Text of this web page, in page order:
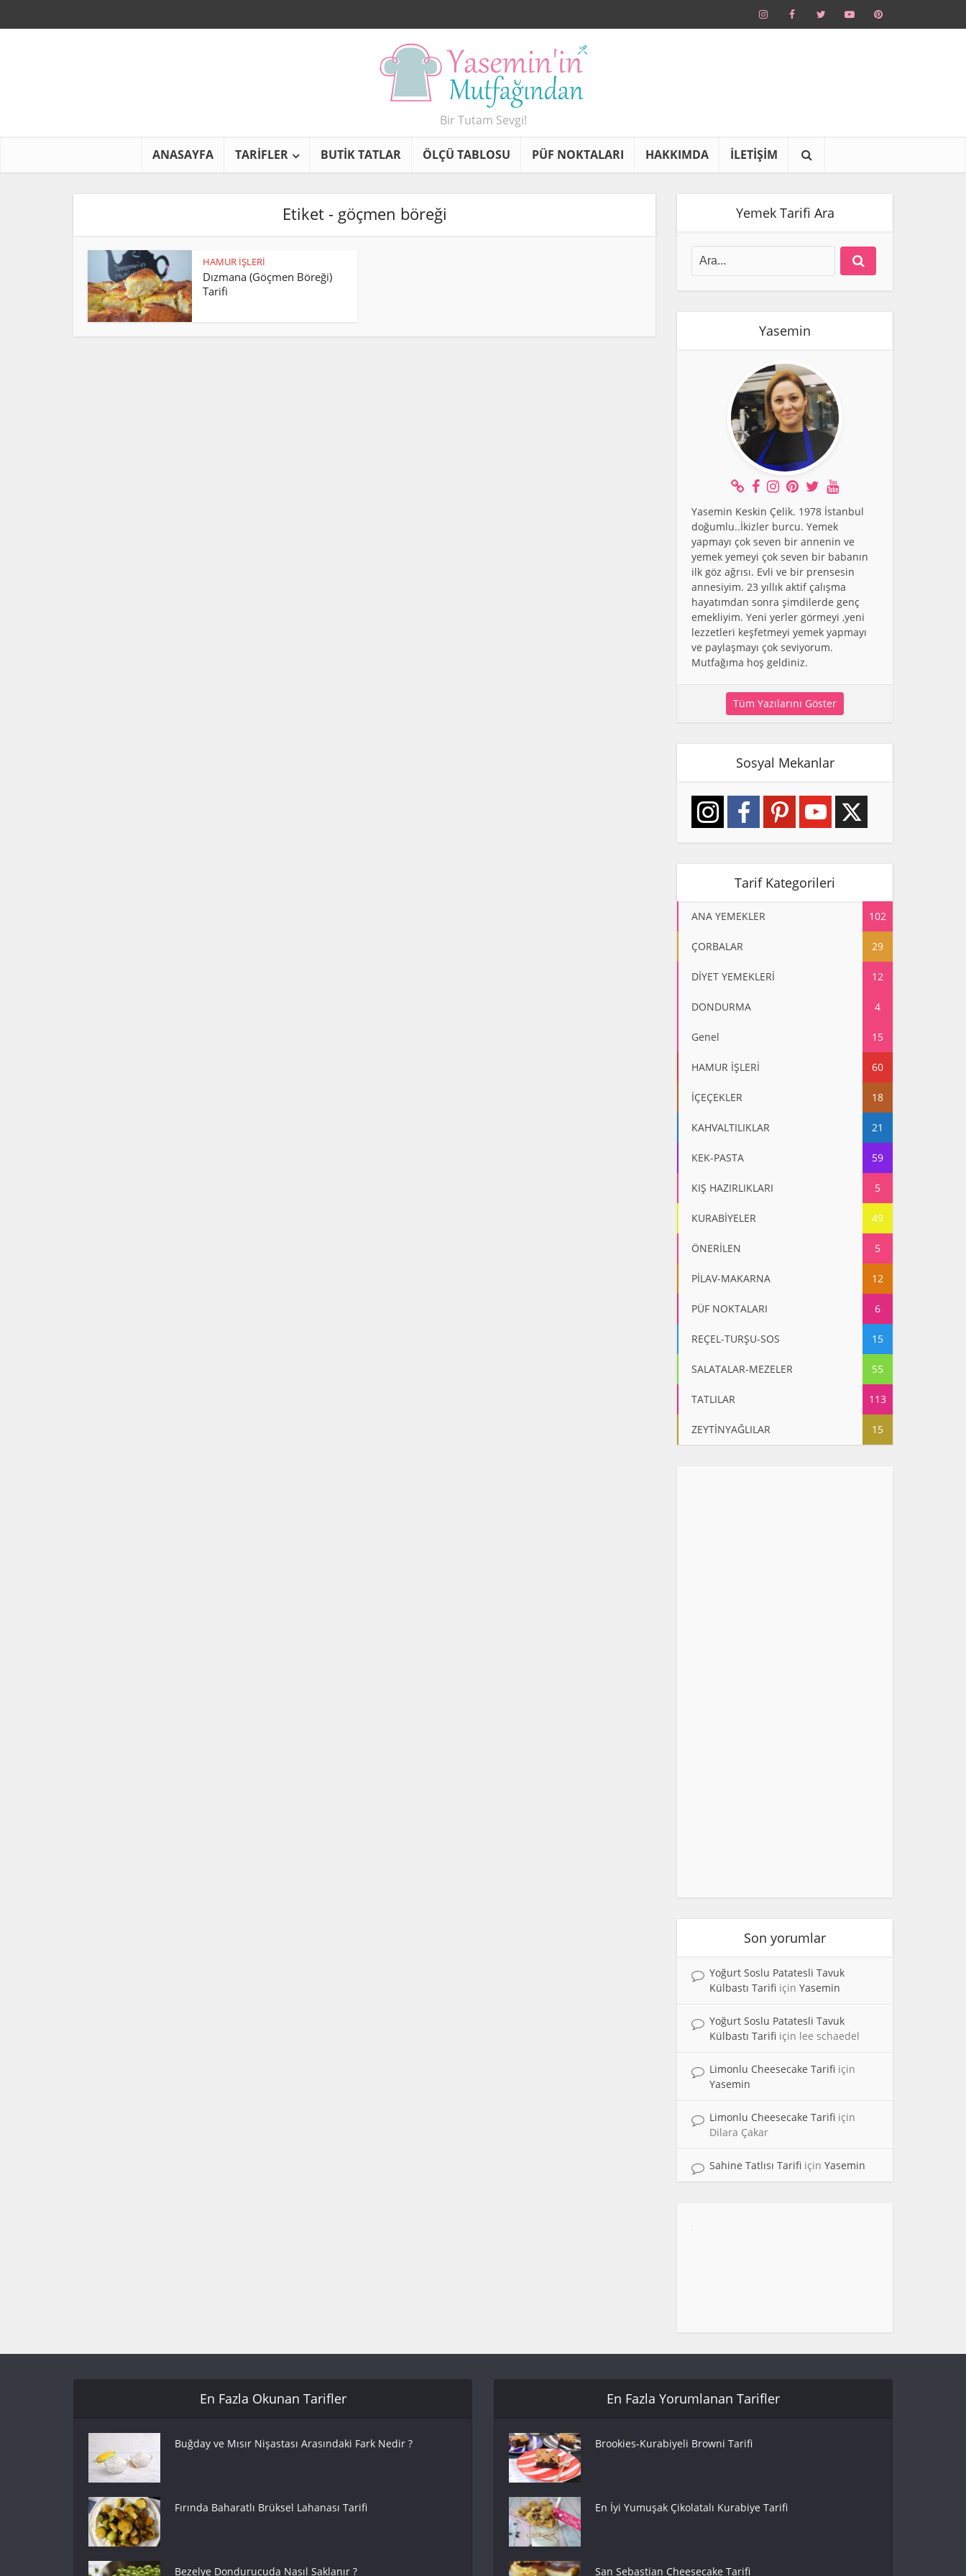
Bir Tutam Sevgi!
ANASAYFA TARİFLER BUTİK TATLAR ÖLÇÜ TABLOSU PÜF NOKTALARI HAKKIMDA İLETİŞİM
Etiket - göçmen böreği
HAMUR İŞLERİ
Dızmana (Göçmen Böreği)
Tarifi
Yemek Tarifi Ara
Yasemin
Yasemin Keskin Çelik. 1978 İstanbul
doğumlu..İkizler burcu. Yemek
yapmayı çok seven bir annenin ve
yemek yemeyi çok seven bir babanın
ilk göz ağrısı. Evli ve bir prensesin
annesiyim. 23 yıllık aktif çalışma
hayatımdan sonra şimdilerde genç
emekliyim. Yeni yerler görmeyi ,yeni
lezzetleri keşfetmeyi yemek yapmayı
ve paylaşmayı çok seviyorum.
Mutfağıma hoş geldiniz.
Tüm Yazılarını Göster
Sosyal Mekanlar
Tarif Kategorileri
ANA YEMEKLER 102
ÇORBALAR 29
DİYET YEMEKLERİ 12
DONDURMA 4
Genel 15
HAMUR İŞLERİ 60
İÇEÇEKLER 18
KAHVALTILIKLAR 21
KEK-PASTA 59
KIŞ HAZIRLIKLARI 5
KURABİYELER 49
ÖNERİLEN 5
PİLAV-MAKARNA 12
PÜF NOKTALARI 6
REÇEL-TURŞU-SOS 15
SALATALAR-MEZELER 55
TATLILAR 113
ZEYTİNYAĞLILAR 15
Son yorumlar
Yoğurt Soslu Patatesli Tavuk
Külbastı Tarifi için Yasemin
Yoğurt Soslu Patatesli Tavuk
Külbastı Tarifi için lee schaedel
Limonlu Cheesecake Tarifi için
Yasemin
Limonlu Cheesecake Tarifi için
Dilara Çakar
Sahine Tatlısı Tarifi için Yasemin
En Fazla Okunan Tarifler
Buğday ve Mısır Nişastası Arasındaki Fark Nedir ?
Fırında Baharatlı Brüksel Lahanası Tarifi
Bezelye Dondurucuda Nasıl Saklanır ?
En Fazla Yorumlanan Tarifler
Brookies-Kurabiyeli Browni Tarifi
En İyi Yumuşak Çikolatalı Kurabiye Tarifi
San Sebastian Cheesecake Tarifi